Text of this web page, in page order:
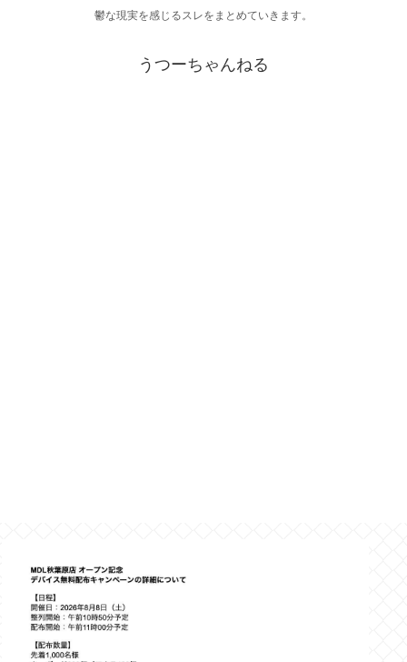
鬱な現実を感じるスレをまとめていきます。
うつーちゃんねる